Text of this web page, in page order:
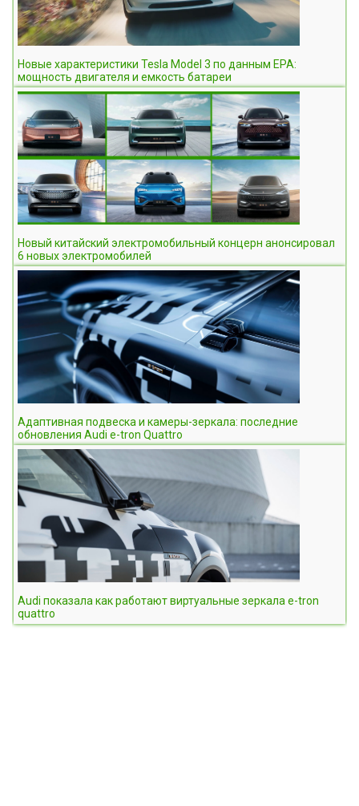
Новые характеристики Tesla Model 3 по данным EPA:
мощность двигателя и емкость батареи
Новый китайский электромобильный концерн анонсировал
6 новых электромобилей
Адаптивная подвеска и камеры-зеркала: последние
обновления Audi e-tron Quattro
Audi показала как работают виртуальные зеркала e-tron
quattro